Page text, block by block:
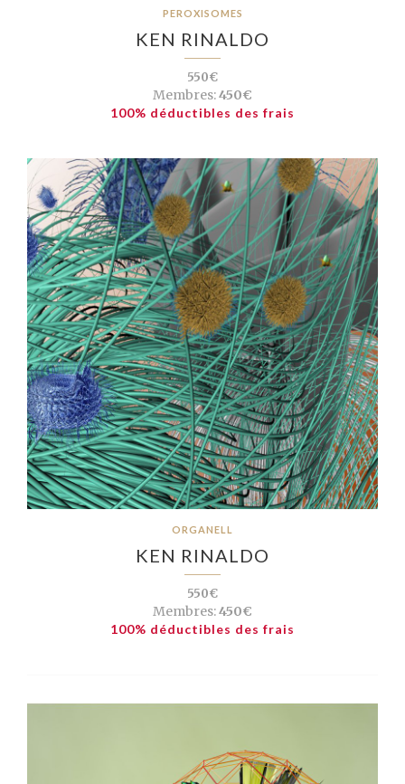
PEROXISOMES
KEN RINALDO
550€
Membres:450€
100% déductibles des frais
ORGANELL
KEN RINALDO
550€
Membres:450€
100% déductibles des frais